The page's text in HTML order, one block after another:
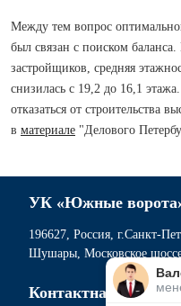
Между тем вопрос
был связан с поиском
застройщиков, средняя
снизилась с 19,2 до 16,1
отказаться от строительства
в материале "Делового
УК «Южные
196627, Россия, г.Санкт-
Шушары, Московское
Контактная